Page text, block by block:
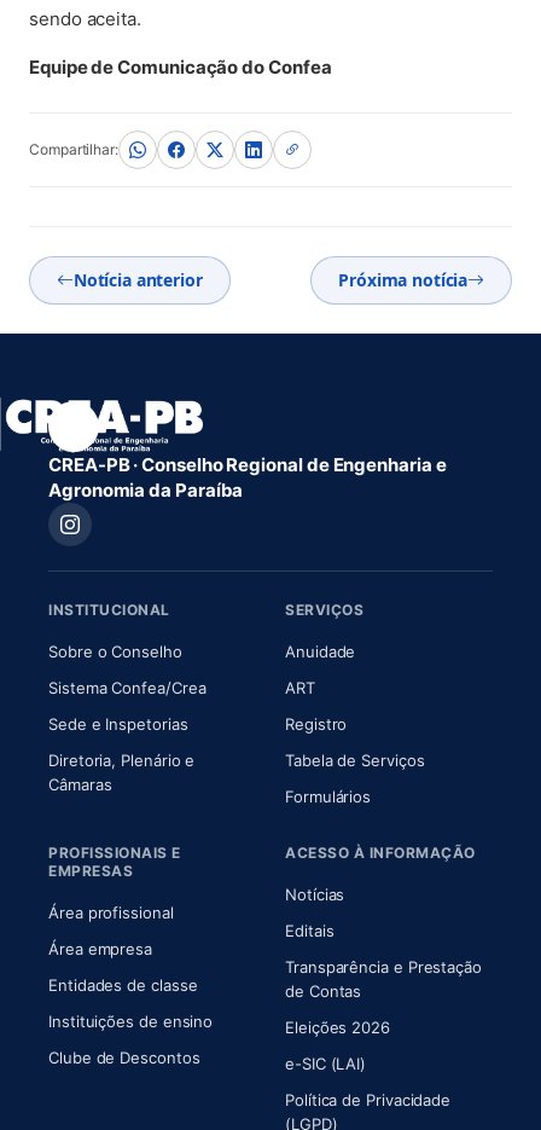
sendo aceita.
Equipe de Comunicação do Confea
Compartilhar:
Notícia anterior Próxima notícia
CREA-PB · Conselho Regional de Engenharia e
Agronomia da Paraíba
INSTITUCIONAL
Sobre o Conselho(abre em nova aba)
Sistema Confea/Crea(abre em nova aba)
Sede e Inspetorias
Diretoria, Plenário e
Câmaras(abre em nova aba)
SERVIÇOS
Anuidade
ART(abre em nova aba)
Registro
Tabela de Serviços
Formulários
PROFISSIONAIS E
EMPRESAS
Área profissional
Área empresa
Entidades de classe
Instituições de ensino
Clube de Descontos
ACESSO À INFORMAÇÃO
Notícias
Editais
Transparência e Prestação
de Contas
Eleições 2026
e-SIC (LAI)
Política de Privacidade
(LGPD)